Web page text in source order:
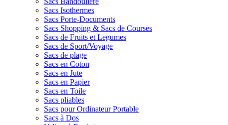
Sacs Isothermes
Sacs Porte-Documents
Sacs Shopping & Sacs de Courses
Sacs de Fruits et Legumes
Sacs de Sport/Voyage
Sacs de plage
Sacs en Coton
Sacs en Jute
Sacs en Papier
Sacs en Toile
Sacs pliables
Sacs pour Ordinateur Portable
Sacs à Dos